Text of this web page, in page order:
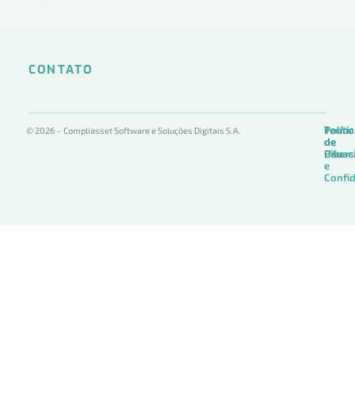
CONTATO
© 2026 – Compliasset Software e Soluções Digitais S.A.
de
Uso
de
de
e